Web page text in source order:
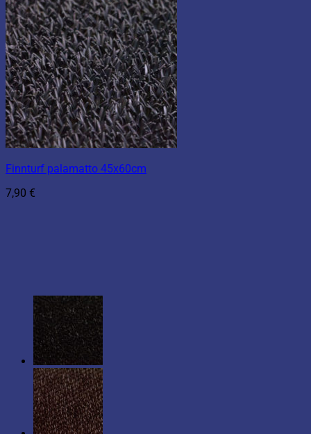
Finnturf palamatto 45x60cm
7,90 €